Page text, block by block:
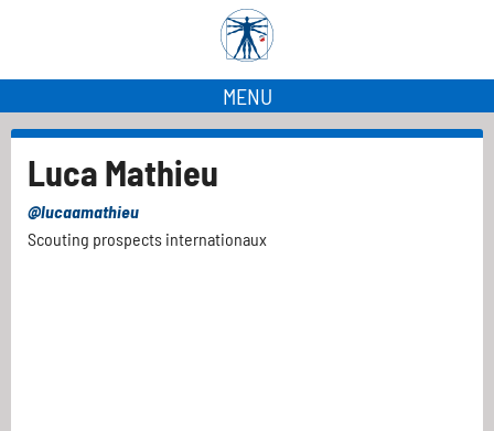
MENU
Luca Mathieu
@lucaamathieu
Scouting prospects internationaux